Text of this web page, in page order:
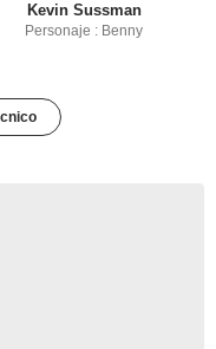
Kevin Sussman
Personaje : Benny